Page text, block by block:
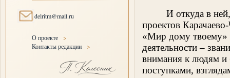
delritm@mail.ru
О проекте
>
Контакты редакции
>
И откуда в
проектов
«Мир дому твоему»
деятельности –
внимания к людям и
поступками,